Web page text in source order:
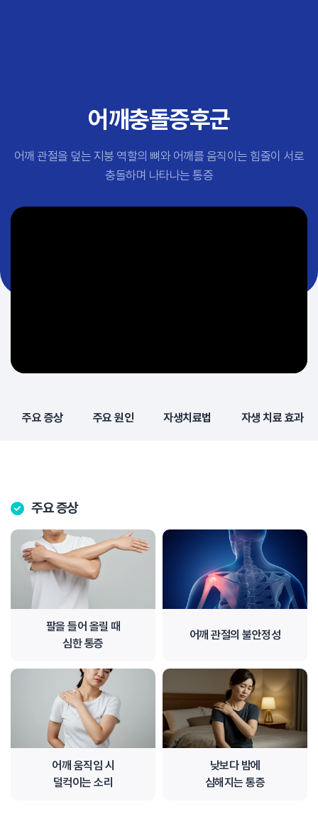
#교통사고후유증 #허리디스크
#추나요법
어깨충돌증후군
어깨 관절을 덮는 지붕 역할의 뼈와 어깨를 움직이는 힘줄이 서로
충돌하며 나타나는 통증
주요 증상 주요 원인 자생치료법 자생 치료 효과
주요 증상
팔을 들어 올릴 때
심한 통증
어깨 관절의 불안정성
어깨 움직임 시
덜컥이는 소리
낮보다 밤에
심해지는 통증